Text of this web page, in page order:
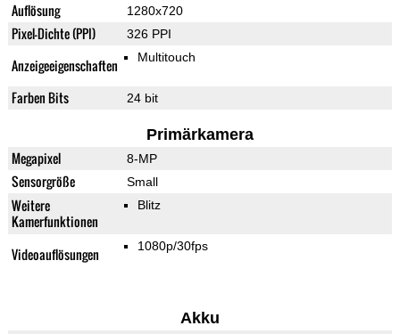
Auflösung 1280x720
Pixel-Dichte (PPI) 326 PPI
Anzeigeeigenschaften Multitouch
Farben Bits 24 bit
Primärkamera
Megapixel 8-MP
Sensorgröße Small
Weitere
Kamerfunktionen
Blitz
Videoauflösungen 1080p/30fps
Akku